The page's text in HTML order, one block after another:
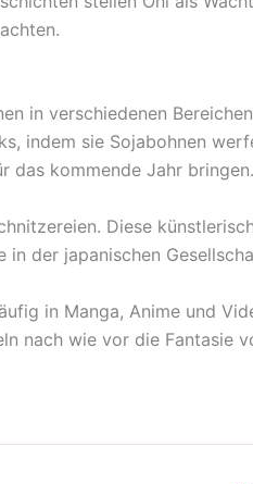
in verschiedenen
indem sie Sojabohnen
das kommende Jahr bringen.
Diese
der japanischen
in Manga, Anime und
nach wie vor die Fantasie